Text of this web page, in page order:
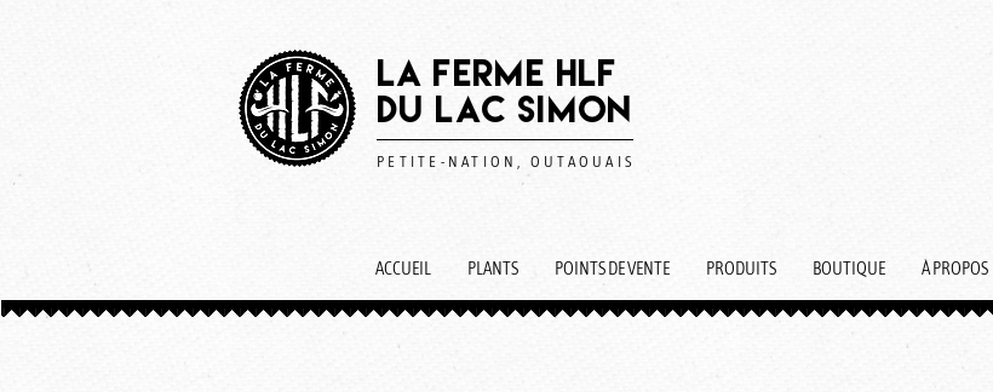
LA FERME HLF
DU LAC SIMON
PETITE-NATION, OUTAOUAIS
ACCUEIL PLANTS POINTS DE VENTE PRODUITS BOUTIQUE À PROPOS